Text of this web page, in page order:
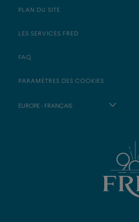
PLAN DU SITE
LES SERVICES FRED
FAQ
PARAMÈTRES DES COOKIES
EUROPE - FRANÇAIS